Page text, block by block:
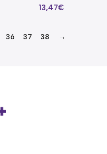
C/RECTOS 16 X 100H BLANCO
13,47€
36 37 38 →